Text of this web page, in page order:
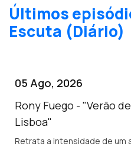
Últimos
Escuta (Diário)
05 Ago, 2026
Rony Fuego - "Verão de
Lisboa"
Retrata a intensidade de um